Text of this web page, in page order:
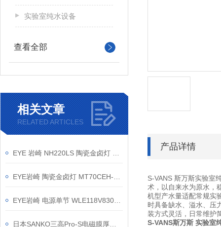
实验室纯水设备
查看全部
相关文章
RELATED ARTICLES
产品详情
S-VANS 斯万斯实验室
术，以自来水为原水，
机型产水量适配常规实
时具备缺水、溢水、压
装方式灵活，日常维护
S-VANS斯万斯 实验室